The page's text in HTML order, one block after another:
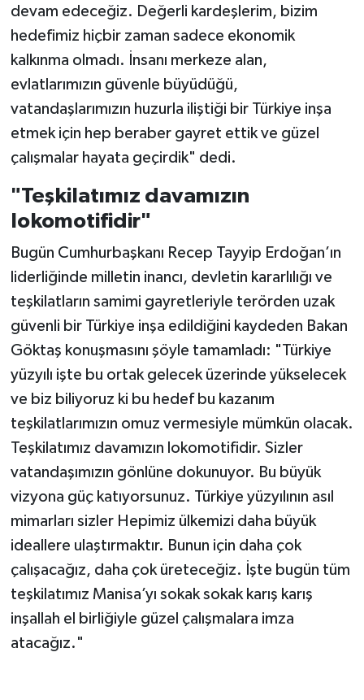
devam edeceğiz. Değerli kardeşlerim, bizim
hedefimiz hiçbir zaman sadece ekonomik
kalkınma olmadı. İnsanı merkeze alan,
evlatlarımızın güvenle büyüdüğü,
vatandaşlarımızın huzurla iliştiği bir Türkiye inşa
etmek için hep beraber gayret ettik ve güzel
çalışmalar hayata geçirdik" dedi.
"Teşkilatımız davamızın
lokomotifidir"
Bugün Cumhurbaşkanı Recep Tayyip Erdoğan’ın
liderliğinde milletin inancı, devletin kararlılığı ve
teşkilatların samimi gayretleriyle terörden uzak
güvenli bir Türkiye inşa edildiğini kaydeden Bakan
Göktaş konuşmasını şöyle tamamladı: "Türkiye
yüzyılı işte bu ortak gelecek üzerinde yükselecek
ve biz biliyoruz ki bu hedef bu kazanım
teşkilatlarımızın omuz vermesiyle mümkün olacak.
Teşkilatımız davamızın lokomotifidir. Sizler
vatandaşımızın gönlüne dokunuyor. Bu büyük
vizyona güç katıyorsunuz. Türkiye yüzyılının asıl
mimarları sizler Hepimiz ülkemizi daha büyük
ideallere ulaştırmaktır. Bunun için daha çok
çalışacağız, daha çok üreteceğiz. İşte bugün tüm
teşkilatımız Manisa’yı sokak sokak karış karış
inşallah el birliğiyle güzel çalışmalara imza
atacağız."